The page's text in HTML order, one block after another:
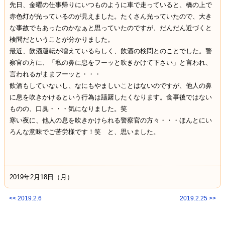
先日、金曜の仕事帰りにいつものように車で走っていると、橋の上で
赤色灯が光っているのが見えました。たくさん光っていたので、大き
な事故でもあったのかなぁと思っていたのですが、だんだん近づくと
検問だということが分かりました。
最近、飲酒運転が増えているらしく、飲酒の検問とのことでした。警
察官の方に、「私の鼻に息をフーッと吹きかけて下さい」と言われ、
言われるがままフーッと・・・
飲酒もしていないし、なにもやましいことはないのですが、他人の鼻
に息を吹きかけるという行為は躊躇したくなります。食事後ではない
ものの、口臭・・・気になりました。笑
寒い夜に、他人の息を吹きかけられる警察官の方々・・・ほんとにい
ろんな意味でご苦労様です！笑 と、思いました。
2019年2月18日（月）
<< 2019.2.6 2019.2.25 >>